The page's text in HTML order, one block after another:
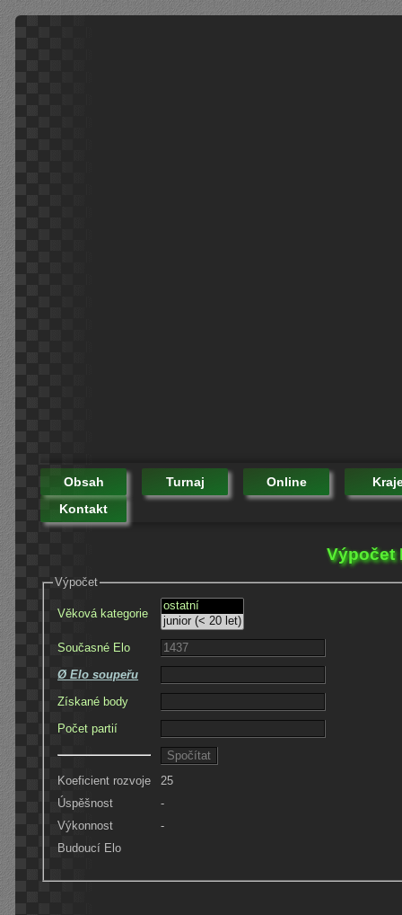
Obsah Turnaj Online
Kontakt
Výpočet
Výpočet
Věková kategorie
Současné Elo
Ø Elo soupeřu
Získané body
Počet partií
Koeficient rozvoje
25
Úspěšnost
-
Výkonnost
-
Budoucí Elo